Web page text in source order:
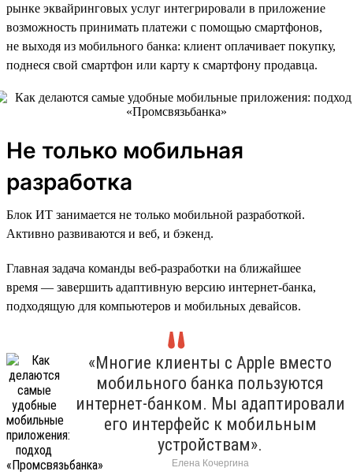
рынке эквайринговых услуг интегрировали в приложение
возможность принимать платежи с помощью смартфонов,
не выходя из мобильного банка: клиент оплачивает покупку,
поднеся свой смартфон или карту к смартфону продавца.
Не только мобильная
разработка
Блок ИТ занимается не только мобильной разработкой.
Активно развиваются и веб, и бэкенд.
Главная задача команды веб-разработки на ближайшее
время — завершить адаптивную версию интернет-банка,
подходящую для компьютеров и мобильных девайсов.
«Многие клиенты с Apple вместо
мобильного банка пользуются
интернет-банком. Мы адаптировали
его интерфейс к мобильным
устройствам».
Елена Кочергина